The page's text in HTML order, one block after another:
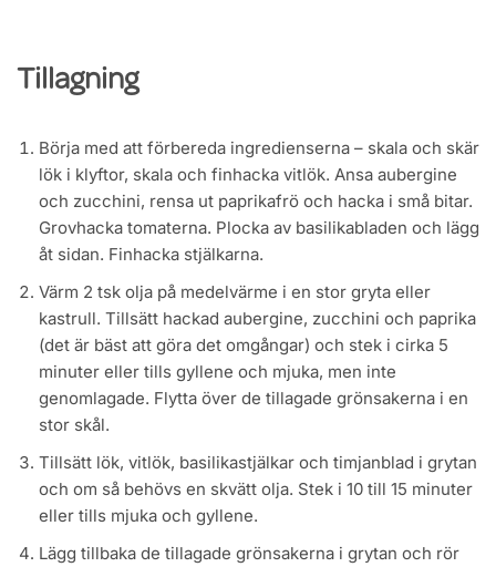
Tillagning
Börja med att förbereda ingredienserna – skala och skär
lök i klyftor, skala och finhacka vitlök. Ansa aubergine
och zucchini, rensa ut paprikafrö och hacka i små bitar.
Grovhacka tomaterna. Plocka av basilikabladen och lägg
åt sidan. Finhacka stjälkarna.
Värm 2 tsk olja på medelvärme i en stor gryta eller
kastrull. Tillsätt hackad aubergine, zucchini och paprika
(det är bäst att göra det omgångar) och stek i cirka 5
minuter eller tills gyllene och mjuka, men inte
genomlagade. Flytta över de tillagade grönsakerna i en
stor skål.
Tillsätt lök, vitlök, basilikastjälkar och timjanblad i grytan
och om så behövs en skvätt olja. Stek i 10 till 15 minuter
eller tills mjuka och gyllene.
Lägg tillbaka de tillagade grönsakerna i grytan och rör